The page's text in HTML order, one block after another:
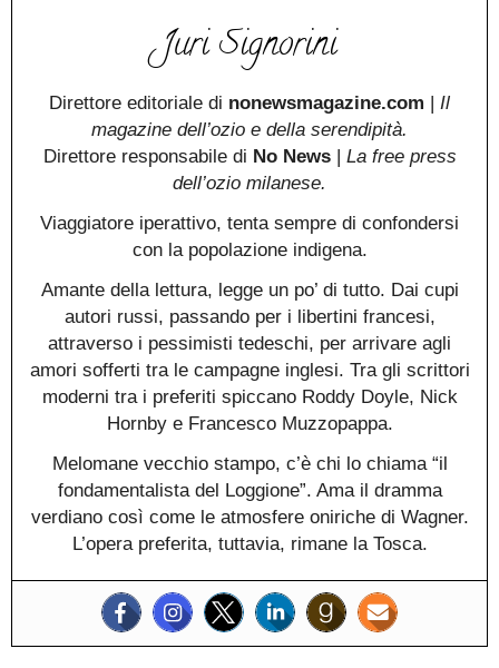
Juri Signorini
Direttore editoriale di nonewsmagazine.com | Il
magazine dell’ozio e della serendipità.
Direttore responsabile di No News| La free press
dell’ozio milanese.
Viaggiatore iperattivo, tenta sempre di confondersi
con la popolazione indigena.
Amante della lettura, legge un po’ di tutto. Dai cupi
autori russi, passando per i libertini francesi,
attraverso i pessimisti tedeschi, per arrivare agli
amori sofferti tra le campagne inglesi. Tra gli scrittori
moderni tra i preferiti spiccano Roddy Doyle, Nick
Hornby e Francesco Muzzopappa.
Melomane vecchio stampo, c’è chi lo chiama “il
fondamentalista del Loggione”. Ama il dramma
verdiano così come le atmosfere oniriche di Wagner.
L’opera preferita, tuttavia, rimane la Tosca.